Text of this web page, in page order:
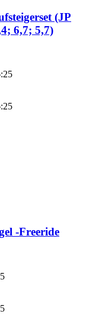
(JP
6,7; 5,7)
-Freeride